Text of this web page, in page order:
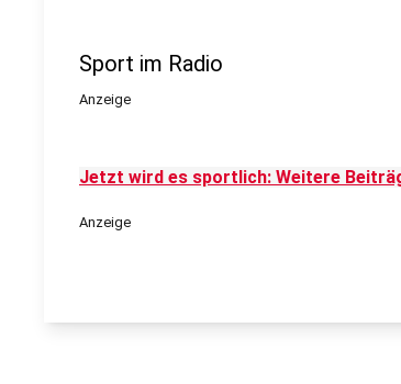
Sport im Radio
Anzeige
Jetzt wird es sportlich: Weitere
Anzeige